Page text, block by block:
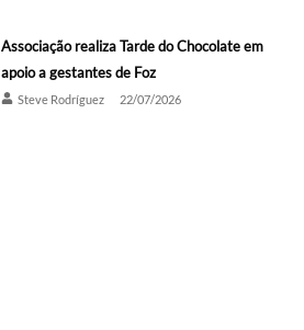
Associação realiza Tarde do Chocolate em
apoio a gestantes de Foz
Steve Rodríguez 22/07/2026